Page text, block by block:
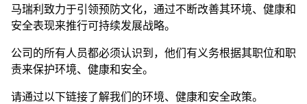
马瑞利致力于引领预防文化，通过不断改善其环境、健康和
安全表现来推行可持续发展战略。
公司的所有人员都必须认识到，他们有义务根据其职位和职
责来保护环境、健康和安全。
请通过以下链接了解我们的环境、健康和安全政策。